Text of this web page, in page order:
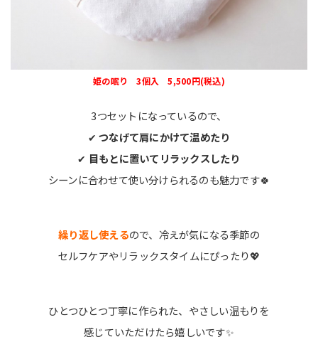
姫の眠り 3個入 5,500円(税込)
3つセットになっているので、
✔つなげて肩にかけて温めたり
✔ 目もとに置いてリラックスしたり
シーンに合わせて使い分けられるのも魅力です🍀
繰り返し使えるので、冷えが気になる季節の
セルフケアやリラックスタイムにぴったり💖
ひとつひとつ丁寧に作られた、やさしい温もりを
感じていただけたら嬉しいです✨